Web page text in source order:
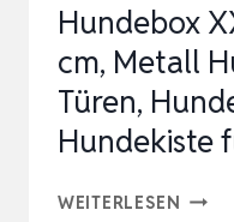
Hundebox
cm, Metall
Türen,
Hundekiste
WEITERLESEN